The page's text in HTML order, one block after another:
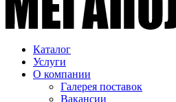
Каталог
Услуги
О компании
Галерея поставок
Вакансии